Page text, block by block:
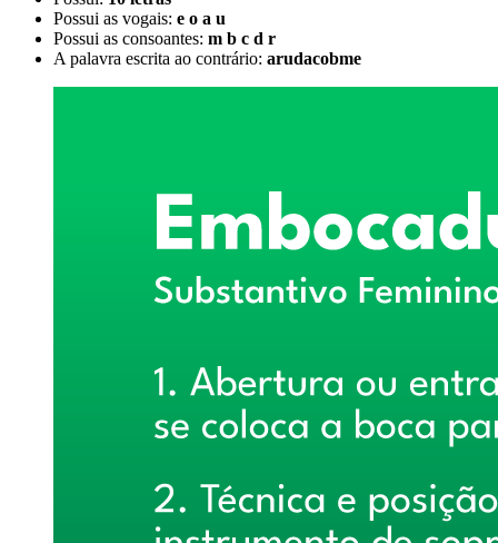
Possui as vogais: e o a u
Possui as consoantes: m b c d r
A palavra escrita ao contrário: arudacobme